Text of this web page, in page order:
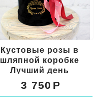
Кустовые розы в
шляпной коробке
Лучший день
3 750